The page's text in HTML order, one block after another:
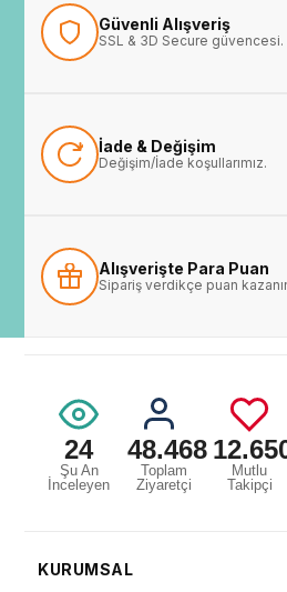
Güvenli Alışveriş
SSL & 3D Secure güvencesi.
İade & Değişim
Değişim/İade koşullarımız.
Alışverişte Para Puan
Sipariş verdikçe puan
24
Şu An
İnceleyen
48.468
Toplam
Ziyaretçi
Mutlu
Takipçi
KURUMSAL